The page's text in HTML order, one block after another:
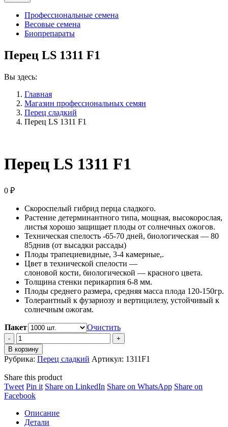
Профессиональные семена
Весовые семена
Биопрепараты
Перец LS 1311 F1
Вы здесь:
Главная
Магазин профессиональных семян
Перец сладкий
Перец LS 1311 F1
Перец LS 1311 F1
0 ₽
Скороспелый гибрид перца сладкого.
Растение детерминантного типа, мощная, высокорослая,
листья хорошо защищает плоды от солнечных ожогов.
Техническая спелость -65-70 дней, биологическая — 80
85днив (от высадки рассады)
Плоды трапециевидные, 3-4 камерные,.
Цвет в технической спелости —
слоновой кости, биологической — красного цвета.
Толщина стенки перикарпия 6-8 мм.
Плоды среднего размера, средняя масса плода 120-150гр.
Толерантный к фузариозу и вертицилезу, устойчивый к
солнечным ожогам.
Пакет
Очистить
Перец
LS
1311
F1
quantity
В корзину
Рубрика: Перец сладкий Артикул: 1311F1
Share this product
TweetShare
on
Pin itShare
Share on LinkedIn Share
Share on WhatsAppShare
Share on
FacebookShare
Facebook
Описание
Детали